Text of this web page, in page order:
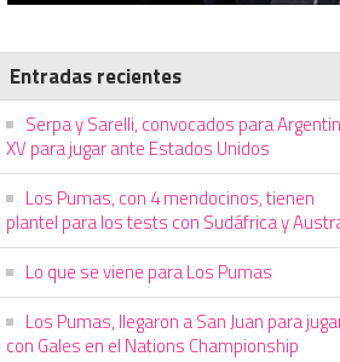
Entradas recientes
Serpa y Sarelli, convocados para
XV para jugar ante Estados Unidos
Los Pumas, con 4 mendocinos, tienen
plantel para los tests con Sudáfrica y
Lo que se viene para Los Pumas
Los Pumas, llegaron a San Juan para
con Gales en el Nations Championship